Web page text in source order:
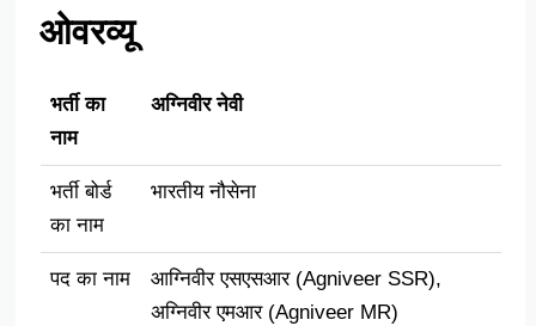
ओवरव्यू
भर्ती का
नाम
अग्निवीर नेवी
भर्ती बोर्ड
का नाम
भारतीय नौसेना
पद का नाम
आग्निवीर एसएसआर (Agniveer SSR),
अग्निवीर एमआर (Agniveer MR)